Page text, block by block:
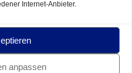
Internet-Anbieter.
anpassen
Anschluss in